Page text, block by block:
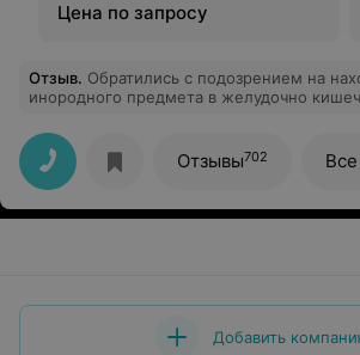
Цена по запросу
Отзыв. Обратились с подозрением на
инородного предмета в желудочно
проведены все необходимые меры. С
стало понятно, что ветеринары знают
выполняют его профессионально.
от щенка и хозяев.
Отзывы702
Добавить